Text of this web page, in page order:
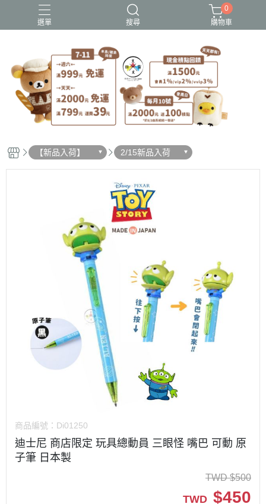
選單 搜尋
史努比歐拉夫 吉伊卡哇 憂傷馬戲團
拉拉熊
迪士尼-玩具總動員
0
購物車
【新品入荷】 2/15新品入荷
商品編號： Di01250
迪士尼 商店限定 玩具總動員 三眼怪 嘴巴 可動 原
子筆 日本製
TWD $500
TWD $450